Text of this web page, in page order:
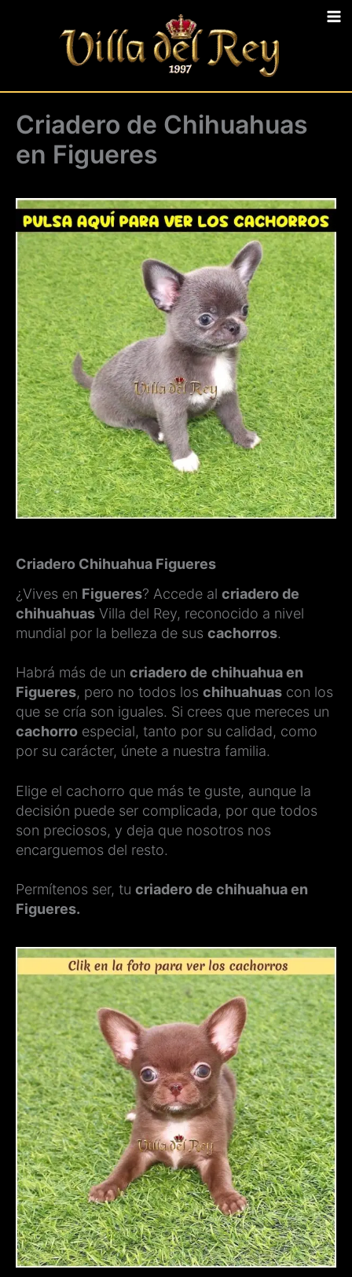
Criadero de Chihuahuas
en Figueres
Criadero Chihuahua Figueres
¿Vives en Figueres? Accede al criadero de
chihuahuas Villa del Rey, reconocido a nivel
mundial por la belleza de sus cachorros.
Habrá más de un criadero de chihuahua en
Figueres, pero no todos los chihuahuas con los
que se cría son iguales. Si crees que mereces un
cachorro especial, tanto por su calidad, como
por su carácter, únete a nuestra familia.
Elige el cachorro que más te guste, aunque la
decisión puede ser complicada, por que todos
son preciosos, y deja que nosotros nos
encarguemos del resto.
Permítenos ser, tu criadero de chihuahua en
Figueres.